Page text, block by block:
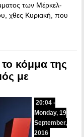
των Μέρκελ-
χθες Κυριακή, που
κόμμα της
με
20:04 -
Monday, 19
September,
2016